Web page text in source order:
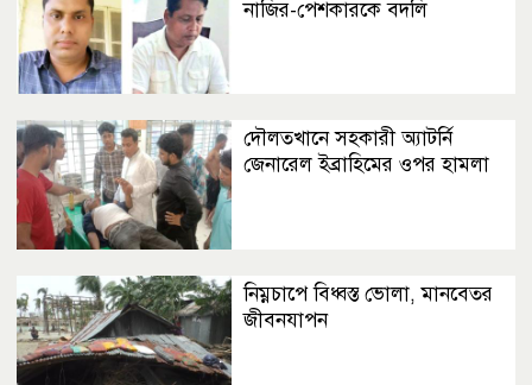
নাজির-পেশকারকে বদলি
দৌলতখানে সহকারী অ্যাটর্নি
জেনারেল ইব্রাহিমের ওপর হামলা
নিম্নচাপে বিধ্বস্ত ভোলা, মানবেতর
জীবনযাপন